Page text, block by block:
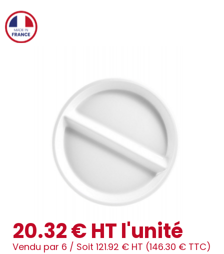
20.32 € HT l'unité
Vendu par 6 / Soit 121.92 € HT (146.30 € TTC)